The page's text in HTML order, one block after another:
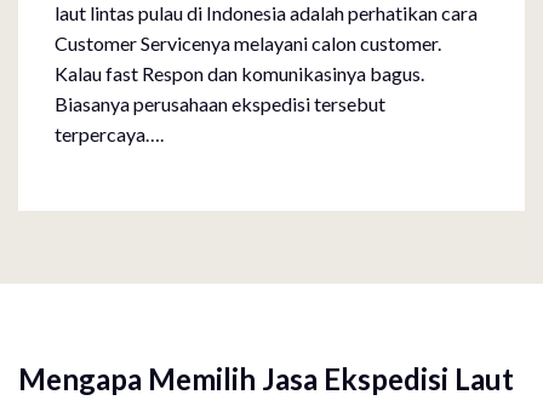
laut lintas pulau di Indonesia adalah perhatikan cara
Customer Servicenya melayani calon customer.
Kalau fast Respon dan komunikasinya bagus.
Biasanya perusahaan ekspedisi tersebut
terpercaya….
Mengapa Memilih Jasa Ekspedisi Laut